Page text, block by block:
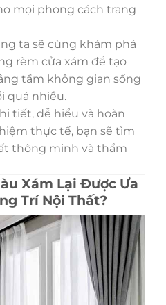
mọi phong cách trang
ta sẽ cùng khám phá
rèm cửa xám để tạo
tầm không gian sống
quá nhiều.
tiết, dễ hiểu và hoàn
thực tế, bạn sẽ tìm
thông minh và thẩm
Xám Lại Được Ưa
Trí Nội Thất?